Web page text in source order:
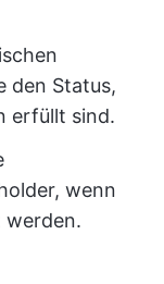
den Status,
erfüllt sind.
wenn
werden.